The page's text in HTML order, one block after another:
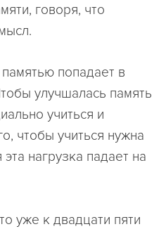
говоря, что
попадает в
улучшалась память
учиться и
чтобы учиться нужна
нагрузка падает на
уже к двадцати пяти